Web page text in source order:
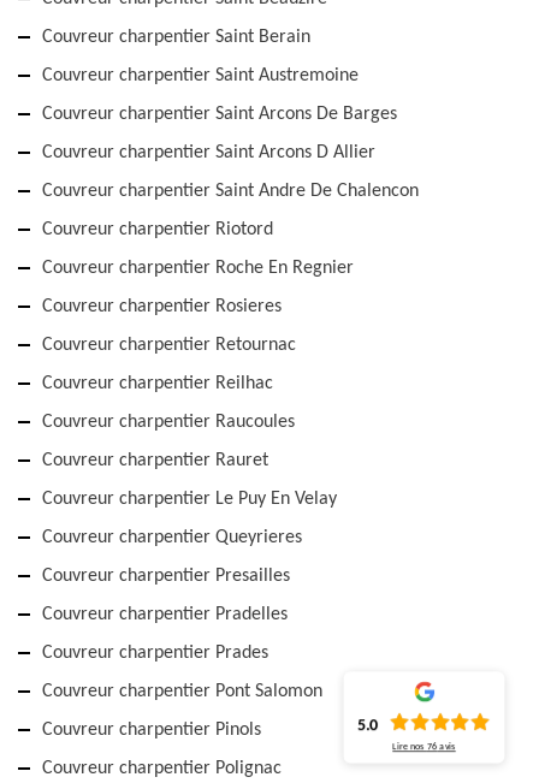
Couvreur charpentier Saint Berain
Couvreur charpentier Saint Austremoine
Couvreur charpentier Saint Arcons De Barges
Couvreur charpentier Saint Arcons D Allier
Couvreur charpentier Saint Andre De Chalencon
Couvreur charpentier Riotord
Couvreur charpentier Roche En Regnier
Couvreur charpentier Rosieres
Couvreur charpentier Retournac
Couvreur charpentier Reilhac
Couvreur charpentier Raucoules
Couvreur charpentier Rauret
Couvreur charpentier Le Puy En Velay
Couvreur charpentier Queyrieres
Couvreur charpentier Presailles
Couvreur charpentier Pradelles
Couvreur charpentier Prades
Couvreur charpentier Pont Salomon
Couvreur charpentier Pinols
Couvreur charpentier Polignac
5.0
Lire nos 76 avis